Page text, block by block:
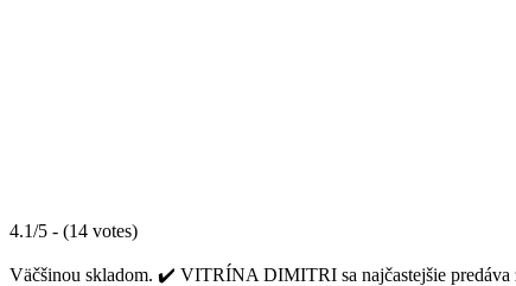
4.1/5 - (14 votes)
Väčšinou skladom. ✔️ VITRÍNA DIMITRI sa najčastejšie predáva